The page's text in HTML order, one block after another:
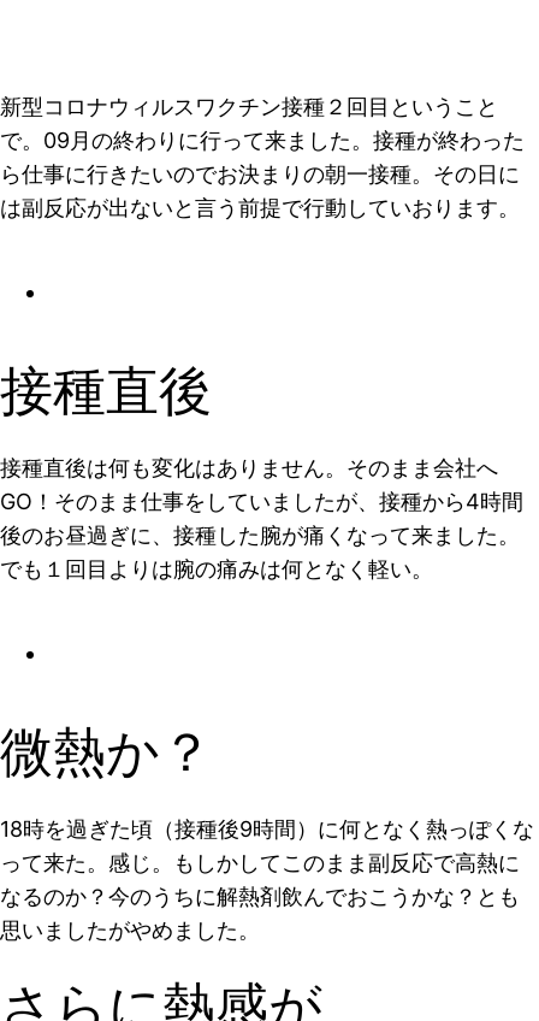
新型コロナウィルスワクチン接種２回目ということ
で。09月の終わりに行って来ました。接種が終わった
ら仕事に行きたいのでお決まりの朝一接種。その日に
は副反応が出ないと言う前提で行動していおります。
接種直後
接種直後は何も変化はありません。そのまま会社へ
GO！そのまま仕事をしていましたが、接種から4時間
後のお昼過ぎに、接種した腕が痛くなって来ました。
でも１回目よりは腕の痛みは何となく軽い。
微熱か？
18時を過ぎた頃（接種後9時間）に何となく熱っぽくな
って来た。感じ。もしかしてこのまま副反応で高熱に
なるのか？今のうちに解熱剤飲んでおこうかな？とも
思いましたがやめました。